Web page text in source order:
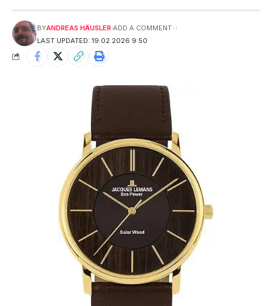
LAST UPDATED: 19.02.2026 9:50
BYANDREAS HÄUSLER ADD A COMMENT